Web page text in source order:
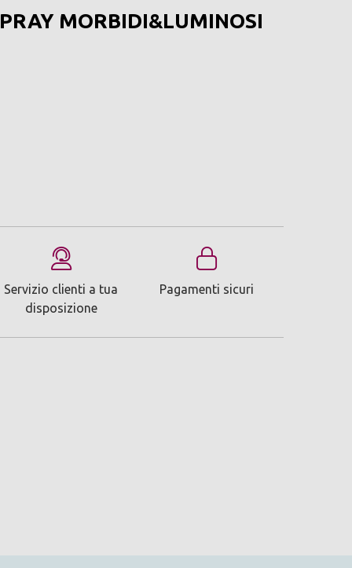
MORBIDI&LUMINOSI
Servizio clienti a tua
disposizione
Pagamenti sicuri